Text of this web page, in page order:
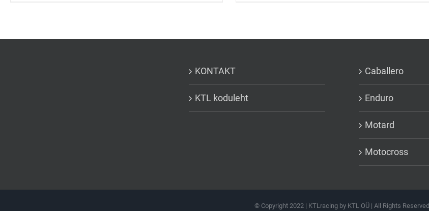
KONTAKT
KTL koduleht
Caballero
Enduro
Motard
Motocross
© Copyright 2022 | KTLracing by KTL OÜ | All Rights Reserved